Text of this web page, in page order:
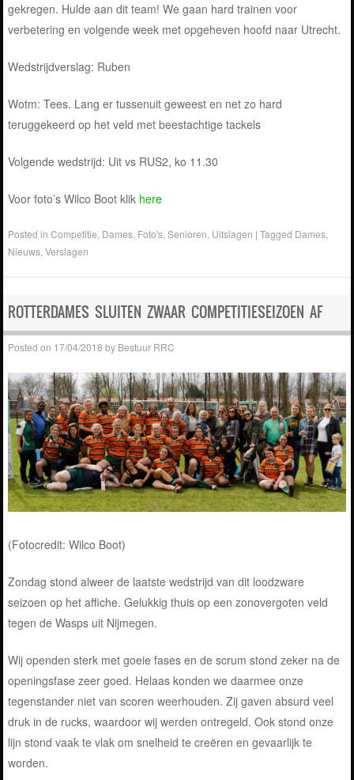
gekregen. Hulde aan dit team! We gaan hard trainen voor
verbetering en volgende week met opgeheven hoofd naar Utrecht.
Wedstrijdverslag: Ruben
Wotm: Tees. Lang er tussenuit geweest en net zo hard
teruggekeerd op het veld met beestachtige tackels
Volgende wedstrijd: Uit vs RUS2, ko 11.30
Voor foto’s Wilco Boot klik here
Posted inCompetitie Dames Foto's ,Senioren Uitslagen |Tagged Dames
Nieuws ,Verslagen
ROTTERDAMES SLUITEN ZWAAR COMPETITIESEIZOEN AF
Posted on 17/04/2018 by Bestuur RRC
(Fotocredit: Wilco Boot)
Zondag stond alweer de laatste wedstrijd van dit loodzware
seizoen op het affiche. Gelukkig thuis op een zonovergoten veld
tegen de Wasps uit Nijmegen.
Wij openden sterk met goeie fases en de scrum stond zeker na de
openingsfase zeer goed. Helaas konden we daarmee onze
tegenstander niet van scoren weerhouden. Zij gaven absurd veel
druk in de rucks, waardoor wij werden ontregeld. Ook stond onze
lijn stond vaak te vlak om snelheid te creëren en gevaarlijk te
worden.